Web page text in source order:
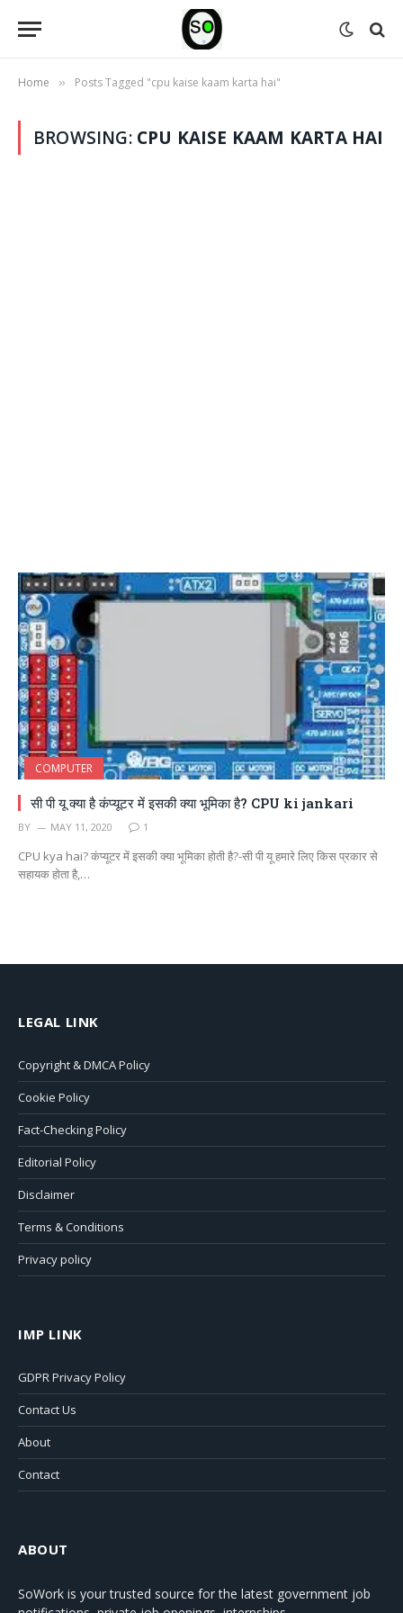
Home » Posts Tagged "cpu kaise kaam karta hai"
BROWSING: CPU KAISE KAAM KARTA HAI
COMPUTER
सी पी यू क्या है कंप्यूटर में इसकी क्या भूमिका है? CPU ki jankari
BY MAY 11, 2020 1
CPU kya hai? कंप्यूटर में इसकी क्या भूमिका होती है?-सी पी यू हमारे लिए किस प्रकार से
सहायक होता है,…
LEGAL LINK
Copyright & DMCA Policy
Cookie Policy
Fact-Checking Policy
Editorial Policy
Disclaimer
Terms & Conditions
Privacy policy
IMP LINK
GDPR Privacy Policy
Contact Us
About
Contact
ABOUT
SoWork is your trusted source for the latest government job